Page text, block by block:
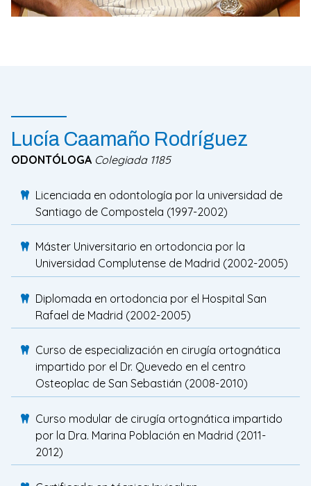
Lucía Caamaño Rodríguez
ODONTÓLOGA Colegiada 1185
Licenciada en odontología por la universidad de
Santiago de Compostela (1997-2002)
Máster Universitario en ortodoncia por la
Universidad Complutense de Madrid (2002-2005)
Diplomada en ortodoncia por el Hospital San
Rafael de Madrid (2002-2005)
Curso de especialización en cirugía ortognática
impartido por el Dr. Quevedo en el centro
Osteoplac de San Sebastián (2008-2010)
Curso modular de cirugía ortognática impartido
por la Dra. Marina Población en Madrid (2011-
2012)